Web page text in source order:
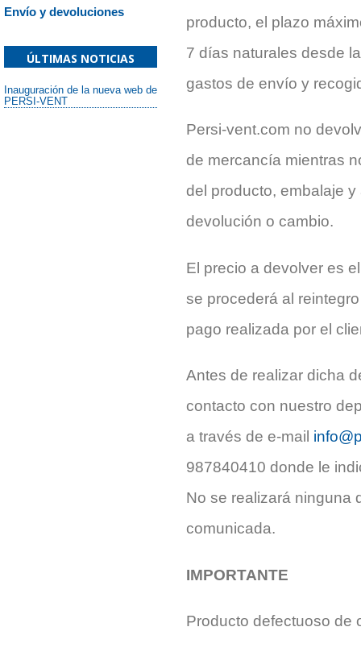
Envío y devoluciones
ÚLTIMAS NOTICIAS
Inauguración de la nueva web de
PERSI-VENT
producto, el plazo
7 días naturales desde
gastos de envío y
Persi-vent.com no
de mercancía mientras
del producto, embalaje
devolución o cambio.
El precio a devolver es
se procederá al
pago realizada por el
Antes de realizar dicha
contacto con nuestro
a través de e-mail
987840410 donde le
No se realizará ninguna
comunicada.
IMPORTANTE
Producto defectuoso de